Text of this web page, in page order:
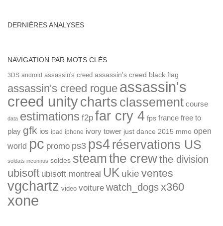
DERNIÈRES ANALYSES
NAVIGATION PAR MOTS CLÉS
3DS android assassin's creed assassin's creed black flag
assassin's creed rogue assassin's
creed unitycharts classement course
data estimations f2p far cry 4 fps france free to
play gfk ios ipad iphone ivory tower just dance 2015 mmo open
world pc promo ps3 ps4réservations US
soldats inconnus soldes steamthe crewthe division
ubisoft ubisoft montreal UK ukie ventes
vgchartz video voiture watch_dogsx360
xone